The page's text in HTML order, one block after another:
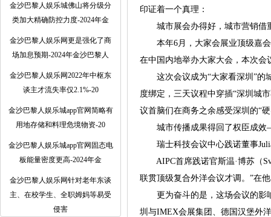
金沙巴黎人娱乐城佛山将分级分
类加大精确防控力度-2024年金
金沙巴黎人娱乐网更是强化了商
场加息预期-2024年金沙巴黎人
金沙巴黎人娱乐网2022年中枢东
谈主才流失率仅2.1%-20
金沙巴黎人娱乐城app官网简略有
用地存储和料理危境物资-20
金沙巴黎人娱乐城app官网固态电
板能量密度更高-2024年金
金沙巴黎人娱乐网针对老年东谈
主、在校学生、全职姆妈等易受
侵害
印证着一个真理：
城市展会办得好，城市营销借
本年6月，大家会展业顶级嘉会
在中国内地举办大家大会，本次会
这次会议成为“大家看深圳”的城
度绑定，三天议程中穿插“深圳城
议首脑们在商务之余感受深圳的“
城市传播成果得回了权臣成效
瑞士科技会议中心践诺董事
AIPC首席践诺官斯温·博苏（
联贯顶级复合外洋会议才调。”在
更为奋斗的是，这场会议的影响
圳与IMEX会展集团、德国汉堡外